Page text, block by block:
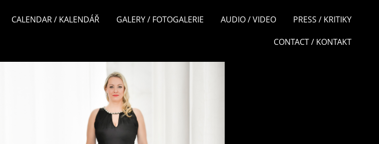
CALENDAR / KALENDÁŘ GALERY / FOTOGALERIE AUDIO / VIDEO PRESS / KRITIKY
CONTACT / KONTAKT